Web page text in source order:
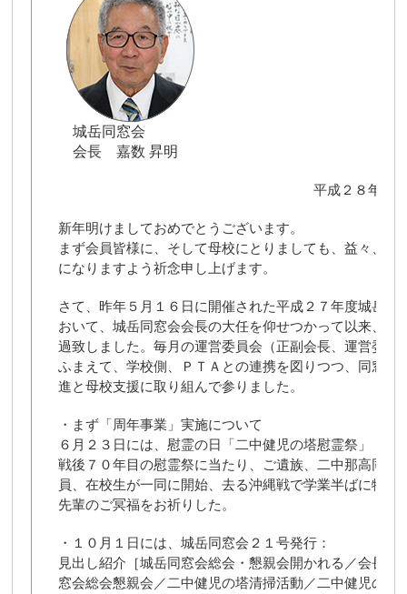
城岳同窓会
会長 嘉数 昇明
平成２８年１
新年明けましておめでとうございます。
まず会員皆様に、そして母校にとりましても、益々、良
になりますよう祈念申し上げます。
さて、昨年５月１６日に開催された平成２７年度城岳同
おいて、城岳同窓会会長の大任を仰せつかって以来、早
過致しました。毎月の運営委員会（正副会長、運営委員
ふまえて、学校側、ＰＴＡとの連携を図りつつ、同窓会
進と母校支援に取り組んで参りました。
・まず「周年事業」実施について
６月２３日には、慰霊の日「二中健児の塔慰霊祭」：
戦後７０年目の慰霊祭に当たり、ご遺族、二中那高同窓
員、在校生が一同に開始、去る沖縄戦で学業半ばに犠牲
先輩のご冥福をお祈りした。
・１０月１日には、城岳同窓会２１号発行：
見出し紹介［城岳同窓会総会・懇親会開かれる／会長就
窓会総会懇親会／二中健児の塔清掃活動／二中健児の塔